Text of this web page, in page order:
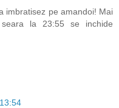
imbratisez pe amandoi! Mai
la 23:55 se inchide